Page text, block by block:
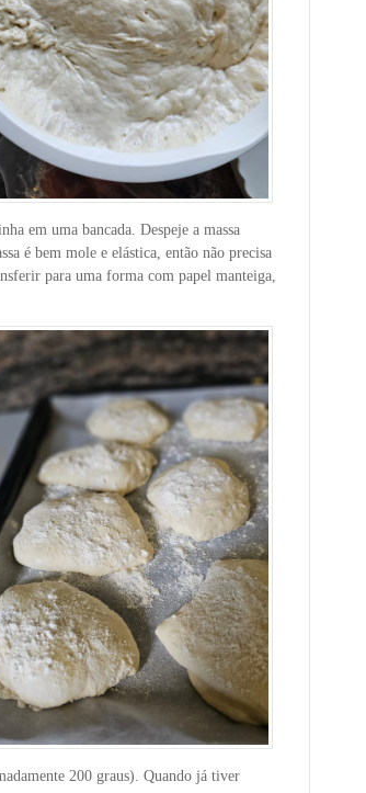
em uma bancada. Despeje a massa
é bem mole e elástica, então não precisa
para uma forma com papel manteiga,
200 graus). Quando já tiver